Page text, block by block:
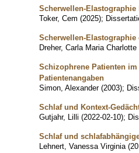
Scherwellen-
Toker, Cem (2025);
Scherwellen-
Dreher, Carla Maria Charlotte
Schizophrene Patienten
Patientenangaben
Simon, Alexander (2003);
Schlaf und Kontext-
Gutjahr, Lilli (2022-02-10);
Schlaf und
Lehnert, Vanessa Virginia (